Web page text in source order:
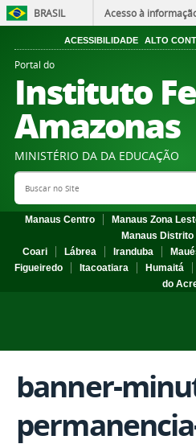
BRASIL Acesso à
ACESSIBILIDADE ALTO
Portal do
Instituto
Amazonas
MINISTÉRIO DA DA EDUCAÇÃO
Search Site
Manaus Centro Manaus Zona
Manaus Distrito
Coari
Lábrea Iranduba
Figueiredo
Itacoatiara Humaitá
do
banner-